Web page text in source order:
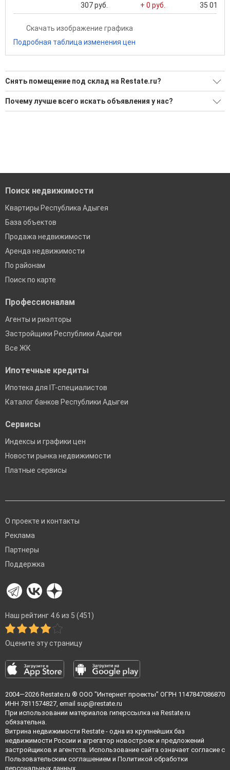
307 руб. + 0 руб. 35 010
Скачать изображение графика
Подробная таблица изменения цен
Снять помещение под склад на Restate.ru?
Ищите, как Снять помещение под склад?
2 актуальных и проверенных объявления
Почему лучше всего искать объявления у нас?
Поиск недвижимости
Квартиры Республика Адыгея
База объектов
Продажа недвижимости
Аренда недвижимости
По районам
Поиск по карте
Профессионалам
Агенты и риэлторы
Застройщики Республики Адыгеи
Все ЖК
Ипотечные кредиты
Ипотека для IT-специалистов
Каталог банков Республики Адыгеи
Сервисы
Индексы и графики цен
Новости рынка недвижимости
Платные сервисы
О проекте и контакты
Реклама
Партнеры
Поддержка
Наш рейтинг 4.6 из 5 (451)
Оцените эту страницу
2004—2026 Restate.ru ® ООО "Интернет проекты" ОГРН 1147847086870
ИНН 7811574827, email sup@restate.ru
При использовании материалов гиперссылка на Restate.ru
обязательна.
Витрина недвижимости Restate - одна из крупнейших баз
недвижимости России и агрегатор новостроек и предложений
застройщиков и агентств. Использование сайта означает согласие с
Пользовательским соглашением и Политикой обработки
персональных данных